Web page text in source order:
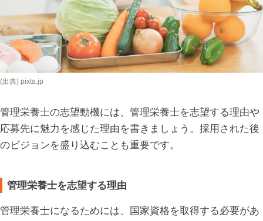
(出典) pixta.jp
管理栄養士の志望動機には、管理栄養士を志望する理由や
応募先に魅力を感じた理由を書きましょう。採用された後
のビジョンを盛り込むことも重要です。
管理栄養士を志望する理由
管理栄養士になるためには、国家資格を取得する必要があ